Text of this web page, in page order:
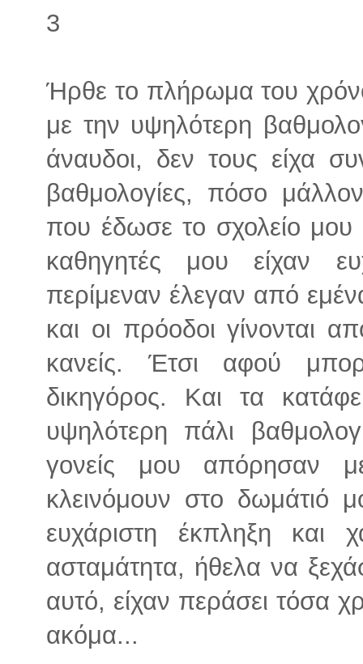
3
Ήρθε το πλήρωμα του
με την υψηλότερη
άναυδοι, δεν τους είχα
βαθμολογίες, πόσο
που έδωσε το σχολείο μου
καθηγητές μου είχαν
περίμεναν έλεγαν από
και οι πρόοδοι γίνονται
κανείς. Έτσι αφού
δικηγόρος. Και τα
υψηλότερη πάλι
γονείς μου απόρησαν
κλεινόμουν στο δωμάτιό
ευχάριστη έκπληξη και
ασταμάτητα, ήθελα να
αυτό, είχαν περάσει τόσα
ακόμα...